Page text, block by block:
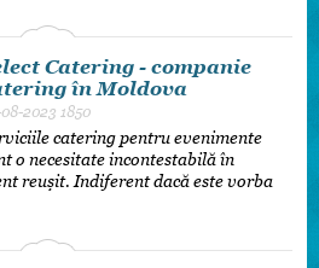
Catering - companie
în Moldova
2023 1850
catering pentru evenimente
o necesitate incontestabilă în
reușit. Indiferent dacă este vorba